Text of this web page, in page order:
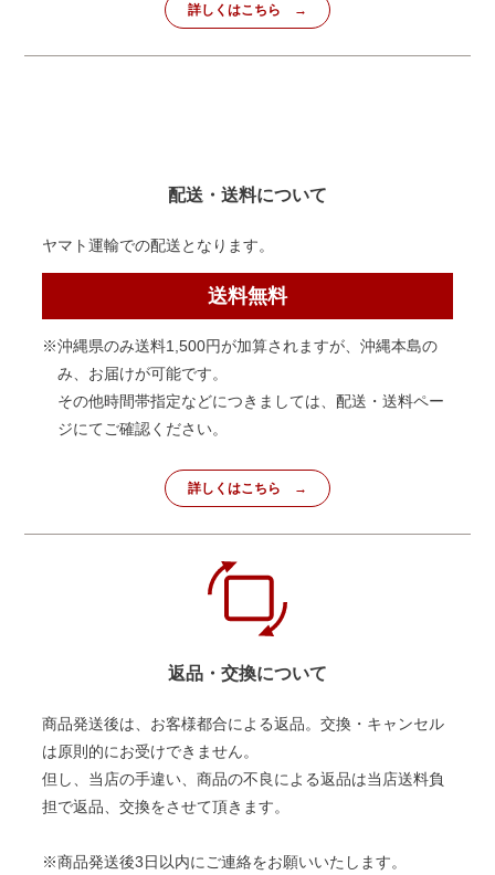
詳しくはこちら
配送・送料について
ヤマト運輸での配送となります。
送料無料
※沖縄県のみ送料1,500円が加算されますが、沖縄本島の
み、お届けが可能です。
その他時間帯指定などにつきましては、配送・送料ペー
ジにてご確認ください。
詳しくはこちら
返品・交換について
商品発送後は、お客様都合による返品。交換・キャンセル
は原則的にお受けできません。
但し、当店の手違い、商品の不良による返品は当店送料負
担で返品、交換をさせて頂きます。
※商品発送後3日以内にご連絡をお願いいたします。